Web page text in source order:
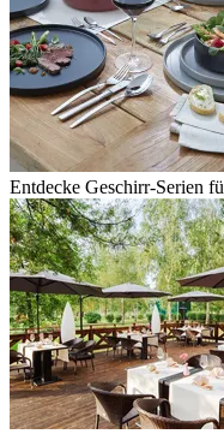
Entdecke Geschirr-Serien